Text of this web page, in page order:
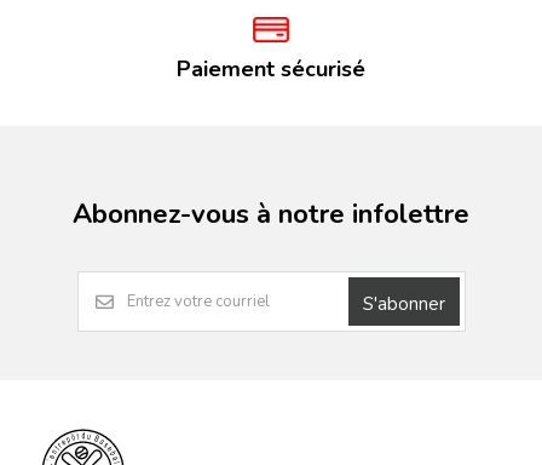
Paiement sécurisé
Abonnez-vous à notre infolettre
S'abonner